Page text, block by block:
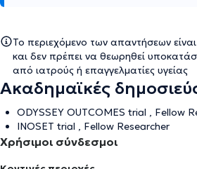
Το περιεχόμενο των απαντήσεων
και δεν πρέπει να θεωρηθεί
από ιατρούς ή επαγγελματίες υγείας
Ακαδημαϊκές
ODYSSEY OUTCOMES trial , Fellow
INOSET trial , Fellow Researcher
Χρήσιμοι σύνδεσμοι